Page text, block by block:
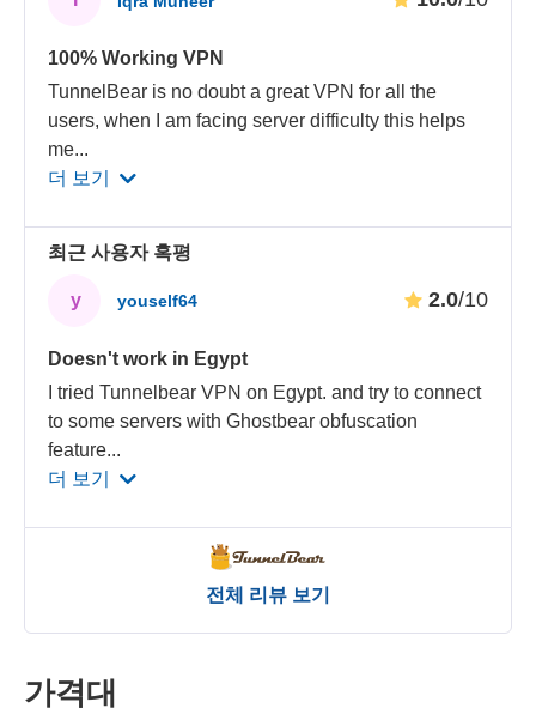
100% Working VPN
TunnelBear is no doubt a great VPN for all the
users, when I am facing server difficulty this helps
me...
더 보기
최근 사용자 혹평
y youself64 2.0/10
Doesn't work in Egypt
I tried Tunnelbear VPN on Egypt. and try to connect
to some servers with Ghostbear obfuscation
feature...
더 보기
전체 리뷰 보기
가격대